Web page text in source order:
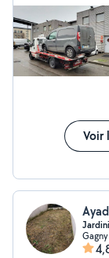
Voir